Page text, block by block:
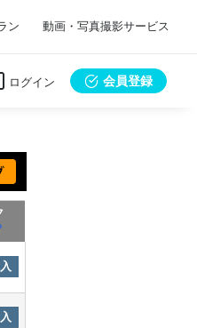
ン 動画・写真撮影サービス
ログイン 会員登録